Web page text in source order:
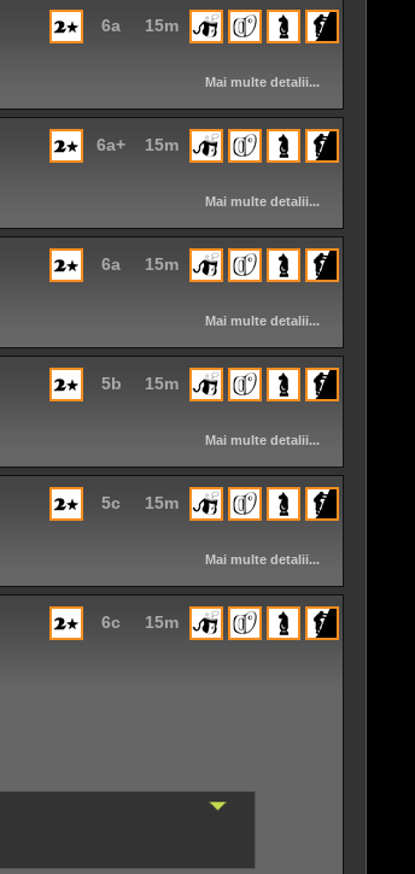
15m
6a
Mai multe detalii...
15m
6a+
Mai multe detalii...
15m
6a
Mai multe detalii...
15m
5b
Mai multe detalii...
15m
5c
Mai multe detalii...
15m
6c